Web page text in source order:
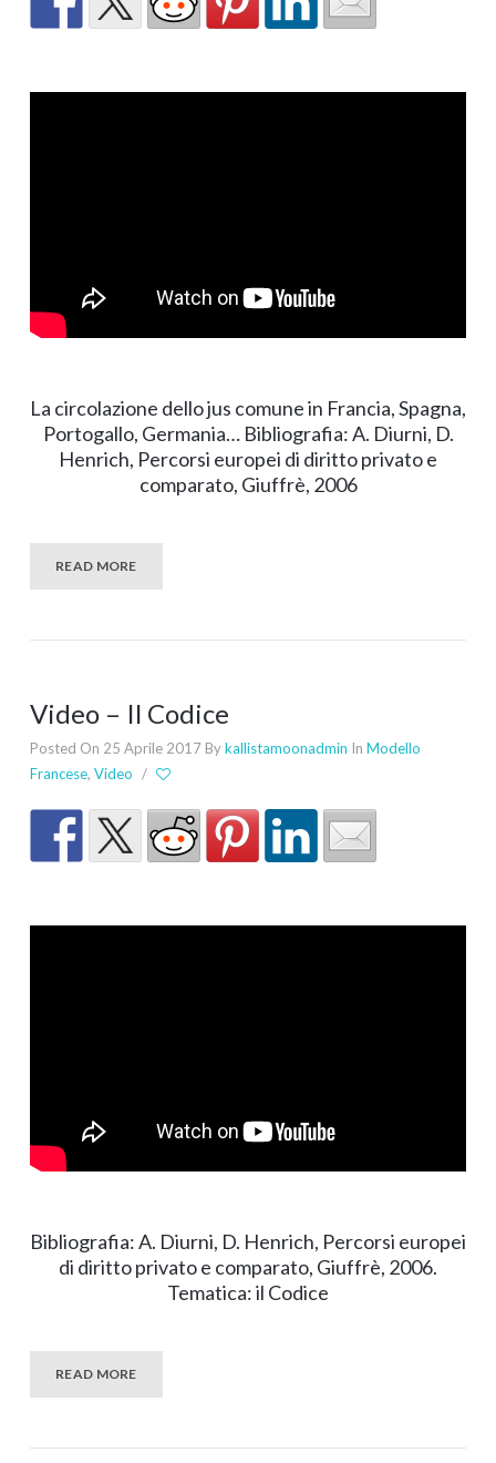
La circolazione dello jus comune in Francia, Spagna,
Portogallo, Germania… Bibliografia: A. Diurni, D.
Henrich, Percorsi europei di diritto privato e
comparato, Giuffrè, 2006
READ MORE
Video – Il Codice
Posted On 25 Aprile 2017 Bykallistamoonadmin In Modello
Francese, Video /
Bibliografia: A. Diurni, D. Henrich, Percorsi europei
di diritto privato e comparato, Giuffrè, 2006.
Tematica: il Codice
READ MORE